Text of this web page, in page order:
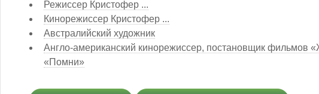
Режиссер Кристофер ...
Кинорежиссер Кристофер ...
Австралийский художник
Англо-американский кинорежиссер, постановщик фильмов
«Помни»